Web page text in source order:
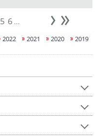
5 6 ... weiter
2022 2021 2020 2019